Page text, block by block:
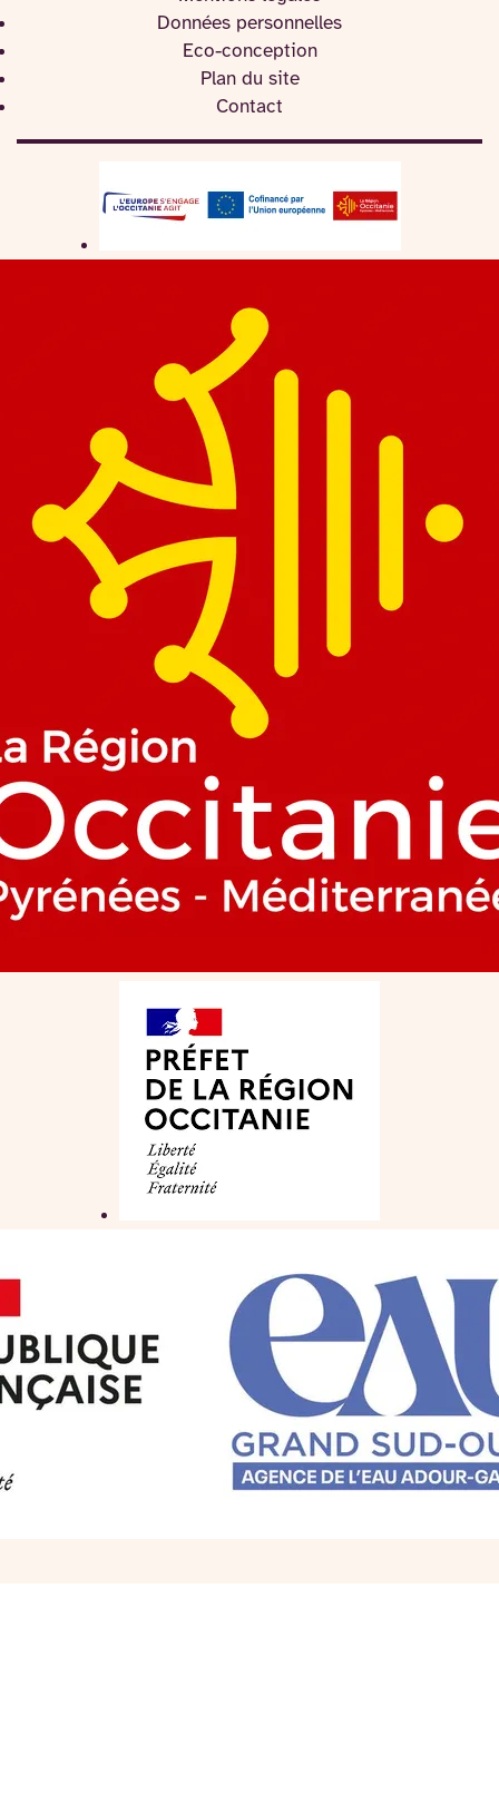
Données personnelles
Eco-conception
Plan du site
Contact